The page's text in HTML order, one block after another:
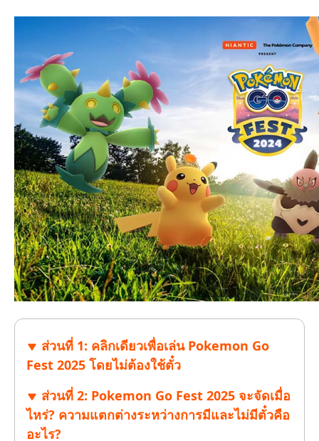
ส่วนที่ 1: คลิกเดียวเพื่อเล่น Pokemon Go
Fest 2025 โดยไม่ต้องใช้ตั๋ว
ส่วนที่ 2: Pokemon Go Fest 2025 จะจัดเมื่อ
ไหร่? ความแตกต่างระหว่างการมีและไม่มีตั๋วคือ
อะไร?